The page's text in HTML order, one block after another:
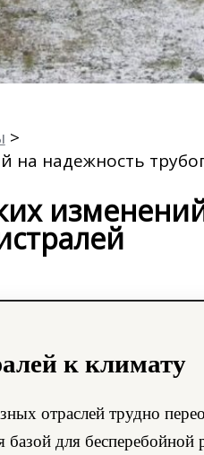
на надежность
к климату
отраслей трудно
базой для